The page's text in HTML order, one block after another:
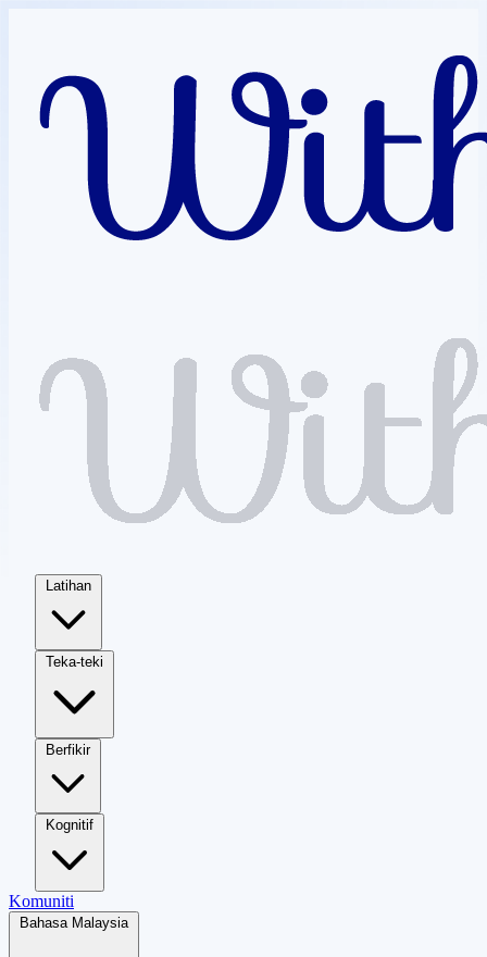
Latihan
Teka-teki
Berfikir
Kognitif
Komuniti
Bahasa Malaysia